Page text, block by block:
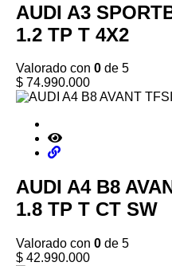
AUDI A3
1.2 TP T 4X2
Valorado con 0 de 5
$ 74.990.000
AUDI A4 B8
1.8 TP T CT SW
Valorado con 0 de 5
$ 42.990.000